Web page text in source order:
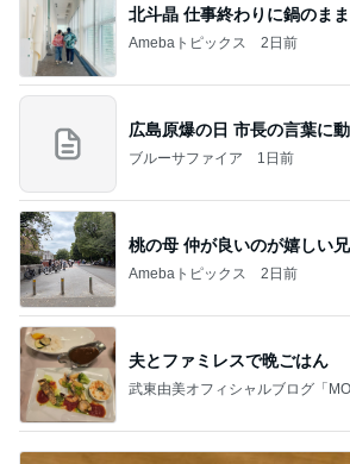
北斗晶 仕事終わりに鍋のま
Amebaトピックス 2日前
広島原爆の日 市長の言葉に
ブルーサファイア 1日前
桃の母 仲が良いのが嬉しい
Amebaトピックス 2日前
夫とファミレスで晩ごはん
武東由美オフィシャルブログ「